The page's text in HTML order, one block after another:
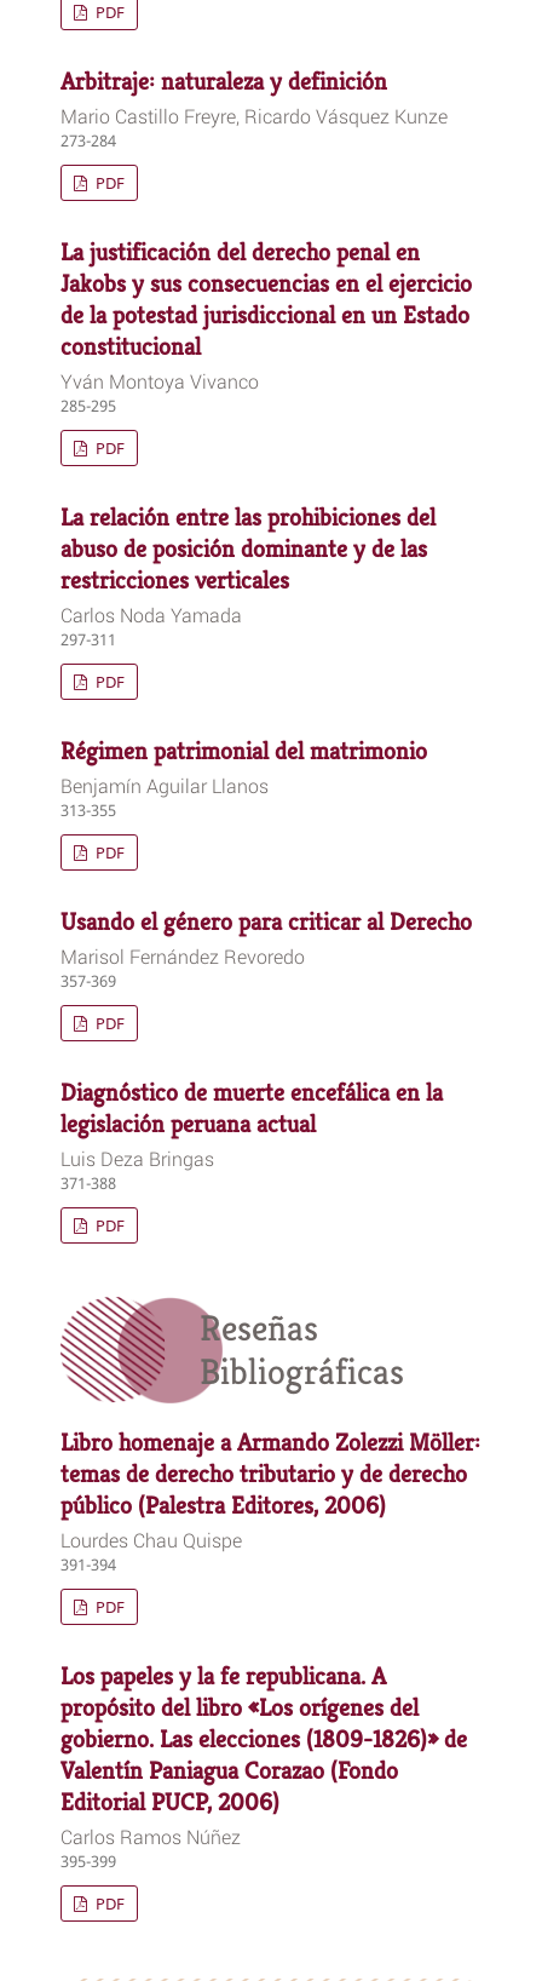
PDF
Arbitraje: naturaleza y definición
Mario Castillo Freyre, Ricardo Vásquez Kunze
273-284
PDF
La justificación del derecho penal en
Jakobs y sus consecuencias en el ejercicio
de la potestad jurisdiccional en un Estado
constitucional
Yván Montoya Vivanco
285-295
PDF
La relación entre las prohibiciones del
abuso de posición dominante y de las
restricciones verticales
Carlos Noda Yamada
297-311
PDF
Régimen patrimonial del matrimonio
Benjamín Aguilar Llanos
313-355
PDF
Usando el género para criticar al Derecho
Marisol Fernández Revoredo
357-369
PDF
Diagnóstico de muerte encefálica en la
legislación peruana actual
Luis Deza Bringas
371-388
PDF
Reseñas
Bibliográficas
Libro homenaje a Armando Zolezzi Möller:
temas de derecho tributario y de derecho
público (Palestra Editores, 2006)
Lourdes Chau Quispe
391-394
PDF
Los papeles y la fe republicana. A
propósito del libro «Los orígenes del
gobierno. Las elecciones (1809-1826)» de
Valentín Paniagua Corazao (Fondo
Editorial PUCP, 2006)
Carlos Ramos Núñez
395-399
PDF